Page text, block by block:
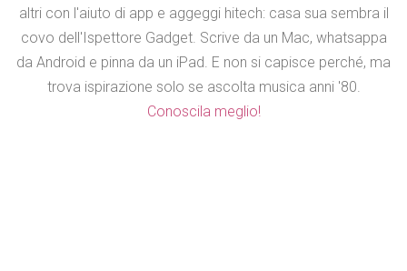
altri con l'aiuto di app e aggeggi hitech: casa sua sembra il
covo dell'Ispettore Gadget. Scrive da un Mac, whatsappa
da Android e pinna da un iPad. E non si capisce perché, ma
trova ispirazione solo se ascolta musica anni '80.
Conoscila meglio!